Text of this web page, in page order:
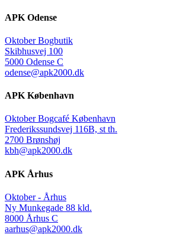
APK Odense
Oktober Bogbutik
Skibhusvej 100
5000 Odense C
odense@apk2000.dk
APK København
Oktober Bogcafé København
Frederikssundsvej 116B, st th.
2700 Brønshøj
kbh@apk2000.dk
APK Århus
Oktober - Århus
Ny Munkegade 88 kld.
8000 Århus C
aarhus@apk2000.dk